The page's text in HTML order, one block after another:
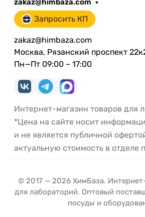
zakaz@himbaza.com
Запросить КП
zakaz@himbaza.com
Москва, Рязанский проспект
Пн—Пт 09:00 – 17:00
Интернет-магазин товаров для
*Цена на сайте носит
и не является публичной
актуальную стоимость в отделе
© 2017 — 2026 ХимБаза.
для лабораторий. Оптовый
посуды и